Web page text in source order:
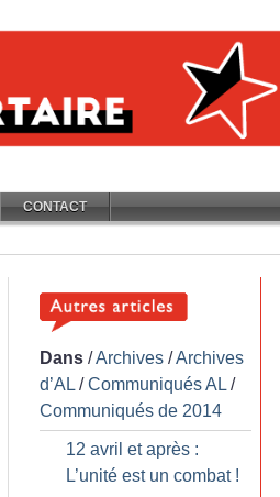
CONTACT
Dans /Archives /Archives
d’AL /Communiqués AL /
Communiqués de 2014
12 avril et après :
L’unité est un combat !